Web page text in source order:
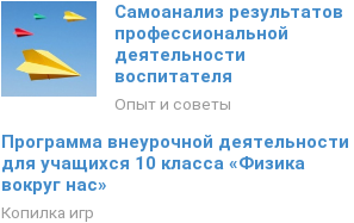
Самоанализ результатов
профессиональной
деятельности
воспитателя
Опыт и советы
Программа внеурочной деятельности
для учащихся 10 класса «Физика
вокруг нас»
Копилка игр